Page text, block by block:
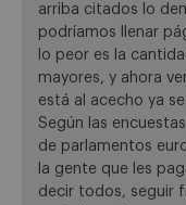
arriba citados lo
podríamos llenar
lo peor es la
mayores, y ahora
está al acecho ya
Según las
de parlamentos
la gente que les
decir todos, seguir